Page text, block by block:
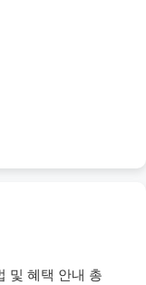
및 혜택 안내 총